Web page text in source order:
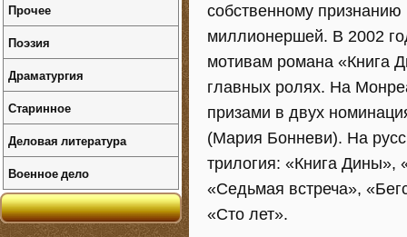
собственному
миллионершей. В 2002
мотивам романа «Книга
главных ролях. На
призами в двух
(Мария Бонневи). На
трилогия: «Книга
«Седьмая встреча»,
«Сто лет».
Прочее
Поэзия
Драматургия
Старинное
Деловая литература
Военное дело